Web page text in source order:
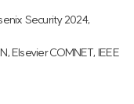
Security 2024,
Elsevier COMNET, IEEE